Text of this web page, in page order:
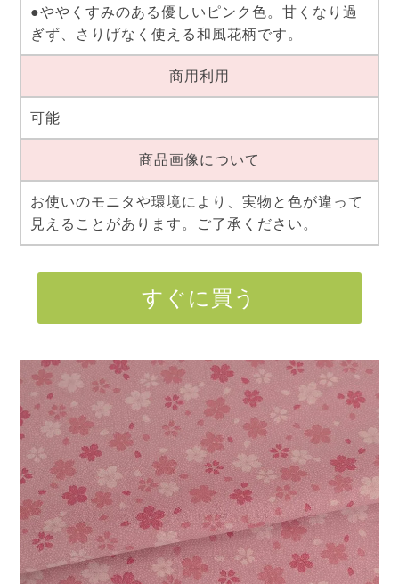
●ややくすみのある優しいピンク色。甘くなり過
ぎず、さりげなく使える和風花柄です。
商用利用
可能
商品画像について
お使いのモニタや環境により、実物と色が違って
見えることがあります。ご了承ください。
すぐに買う